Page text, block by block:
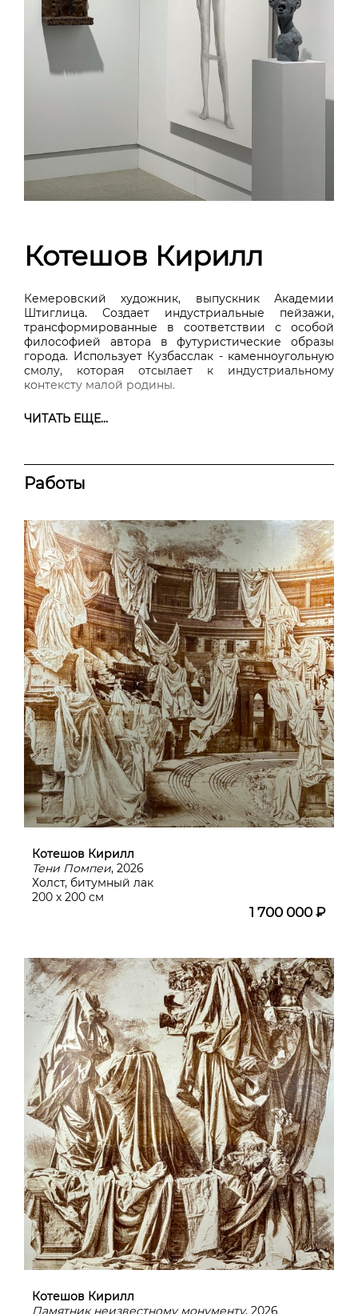
Котешов Кирилл
Кемеровский художник, выпускник Академии
Штиглица. Создает индустриальные пейзажи,
трансформированные в соответствии с особой
философией автора в футуристические образы
города. Использует Кузбасслак - каменноугольную
смолу, которая отсылает к индустриальному
контексту малой родины.
ЧИТАТЬ ЕЩЕ...
Работы
Котешов Кирилл
Тени Помпеи, 2026
Холст, битумный лак
200 х 200 см
1 700 000 ₽
Котешов Кирилл
Памятник неизвестному монументу, 2026